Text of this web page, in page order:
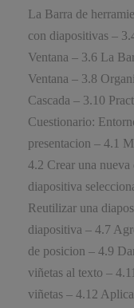
La Barra de
con diapositivas –
Ventana – 3.6 La
Ventana – 3.8
Cascada – 3.10
Cuestionario:
presentacion – 4.1
4.2 Crear una
diapositiva
Reutilizar una
diapositiva – 4.7
de posicion – 4.9
viñetas al texto –
viñetas – 4.12